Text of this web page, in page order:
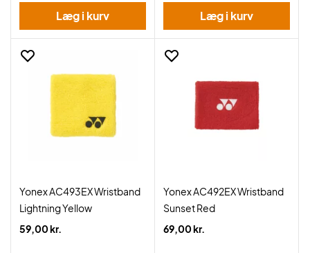
Læg i kurv Læg i kurv
Yonex AC493EX Wristband
Lightning Yellow
59,00 kr.
Yonex AC492EX Wristband
Sunset Red
69,00 kr.